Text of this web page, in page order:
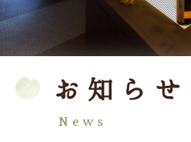
お知らせ
News
TOP
温泉
料理
館内